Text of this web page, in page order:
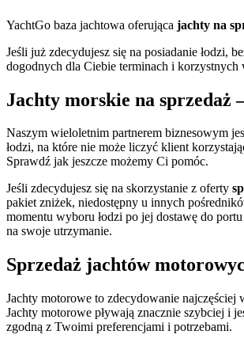
YachtGo baza jachtowa oferująca jachty na
Jeśli już zdecydujesz się na posiadanie łodzi,
dogodnych dla Ciebie terminach i
Jachty morskie na sprzedaż
Naszym wieloletnim partnerem biznesowym
łodzi, na które nie może liczyć klient
Sprawdź jak jeszcze możemy Ci pomóc.
Jeśli zdecydujesz się na skorzystanie z oferty
pakiet zniżek, niedostępny u innych
momentu wyboru łodzi po jej dostawę do
na swoje utrzymanie.
Sprzedaż jachtów
Jachty motorowe to zdecydowanie najczęściej
Jachty motorowe pływają znacznie szybciej i
zgodną z Twoimi preferencjami i potrzebami.